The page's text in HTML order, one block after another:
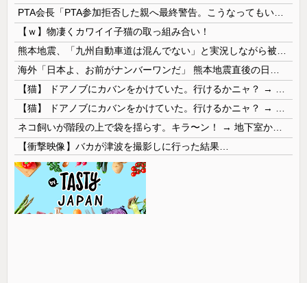
【ｗ】物凄くカワイイ子猫の取っ組み合い！
【衝撃映像】バカが津波を撮影しに行った結果…